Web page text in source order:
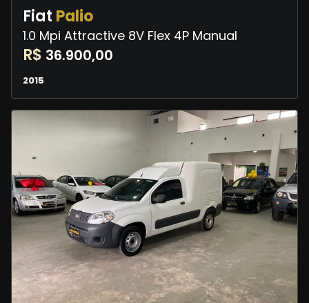
Fiat Palio
1.0 Mpi Attractive 8V Flex 4P Manual
R$ 36.900,00
2015